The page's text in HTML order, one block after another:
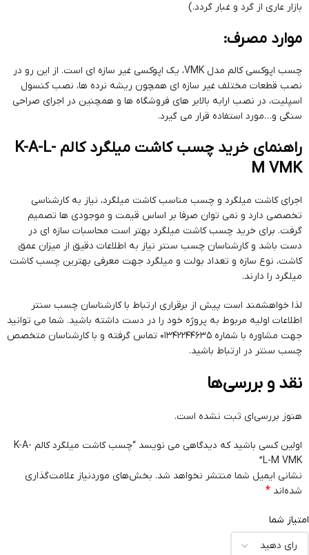
بازار عاری از گرد و غبار گردد.)
موارد مصرف:
چسب اپوکسی کالم مدل VMK، یک اپوکسی غیر سازه ای است. از این رو در
نصب قطعات مختلف غیر سازه ای همچون ریشه نرده ها، نصب کنسول
اسپلیت، در نصب ارابه بالابر های فروشگاه ها و همچنین در اجرای صراحی
سنگی و…مورد استفاده قرار می گیرد.
راهنمای خرید چسب کاشت میلگرد کالم K-A-L-
M VMK
اجرای کاشت میلگرد و چسب مناسب کاشت میلگرد، نیاز به کارشناسی
تخصصی دارد و نمی توان صرفا بر اساس قیمت و موجودی ها تصمیم
گرفت. برای خرید چسب کاشت میلگرد بهتر است محاسبات سازه ای در
دست باشد و کارشناسان چسب سنتر نیاز به اطلاعات دقیق از میزان عمق
کاشت، نوع سازه و تعداد بولت و میلگرد جهت معرفی بهترین چسب کاشت
میلگرد را دارند.
لذا خواهشمند است پیش از برقراری ارتباط با کارشناسان چسب سنتر
اطلاعات اولیه مربوط به پروژه خود را در دست داشته باشید. شما می توانید
جهت مشاوره با شماره 01342244635 تماس گرفته و با کارشناسان متخصص
چسب سنتر در ارتباط باشید.
نقد و بررسی‌ها
هنوز بررسی‌ای ثبت نشده است.
اولین کسی باشید که دیدگاهی می نویسد “چسب کاشت میلگرد کالم K-A-
L-M VMK”
نشانی ایمیل شما منتشر نخواهد شد. بخش‌های موردنیاز علامت‌گذاری
شده‌اند *
امتیاز شما